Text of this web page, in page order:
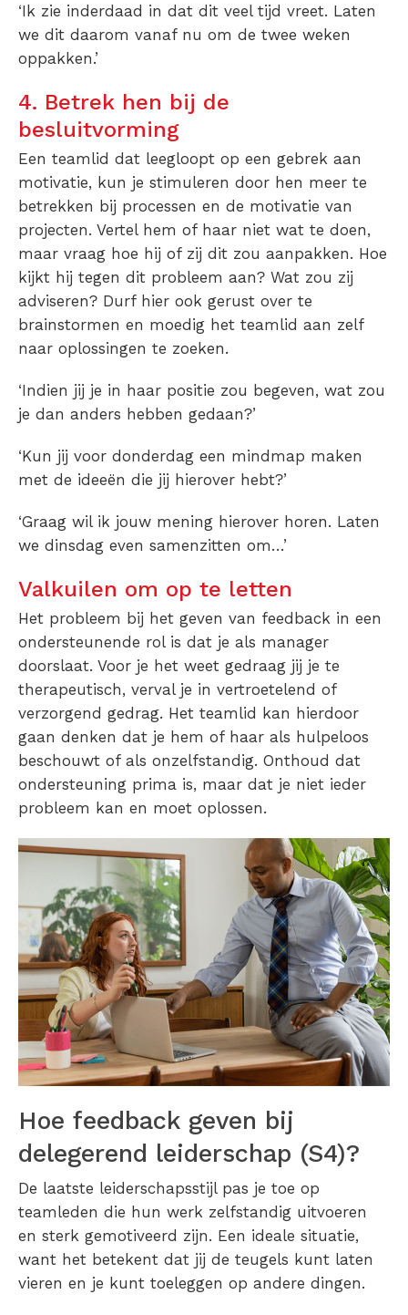
‘Ik zie inderdaad in dat dit veel tijd vreet. Laten
we dit daarom vanaf nu om de twee weken
oppakken.’
4. Betrek hen bij de
besluitvorming
Een teamlid dat leegloopt op een gebrek aan
motivatie, kun je stimuleren door hen meer te
betrekken bij processen en de motivatie van
projecten. Vertel hem of haar niet wat te doen,
maar vraag hoe hij of zij dit zou aanpakken. Hoe
kijkt hij tegen dit probleem aan? Wat zou zij
adviseren? Durf hier ook gerust over te
brainstormen en moedig het teamlid aan zelf
naar oplossingen te zoeken.
‘Indien jij je in haar positie zou begeven, wat zou
je dan anders hebben gedaan?’
‘Kun jij voor donderdag een mindmap maken
met de ideeën die jij hierover hebt?’
‘Graag wil ik jouw mening hierover horen. Laten
we dinsdag even samenzitten om…’
Valkuilen om op te letten
Het probleem bij het geven van feedback in een
ondersteunende rol is dat je als manager
doorslaat. Voor je het weet gedraag jij je te
therapeutisch, verval je in vertroetelend of
verzorgend gedrag. Het teamlid kan hierdoor
gaan denken dat je hem of haar als hulpeloos
beschouwt of als onzelfstandig. Onthoud dat
ondersteuning prima is, maar dat je niet ieder
probleem kan en moet oplossen.
Hoe feedback geven bij
delegerend leiderschap (S4)?
De laatste leiderschapsstijl pas je toe op
teamleden die hun werk zelfstandig uitvoeren
en sterk gemotiveerd zijn. Een ideale situatie,
want het betekent dat jij de teugels kunt laten
vieren en je kunt toeleggen op andere dingen.